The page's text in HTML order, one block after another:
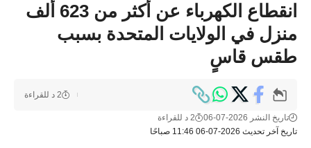
انقطاع الكهرباء عن أكثر من 623 ألف
منزل في الولايات المتحدة بسبب
طقس قاسٍ
تاريخ آخر تحديث 2026-07-06 11:46 صباحًا
تاريخ النشر 2026-07-06 2 د للقراءة
2 د للقراءة